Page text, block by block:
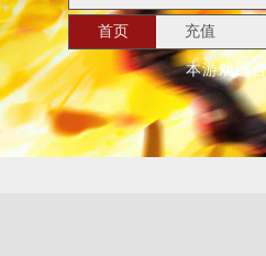
首页 充值
本游戏适